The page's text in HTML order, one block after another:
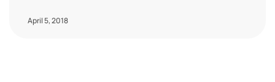
April 5, 2018